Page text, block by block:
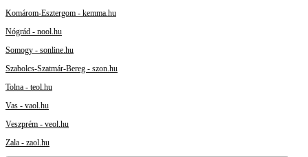
Komárom-Esztergom - kemma.hu
Nógrád - nool.hu
Somogy - sonline.hu
Szabolcs-Szatmár-Bereg - szon.hu
Tolna - teol.hu
Vas - vaol.hu
Veszprém - veol.hu
Zala - zaol.hu